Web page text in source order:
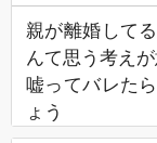
親が離婚して
んて思う考え
嘘ってバレた
ょう